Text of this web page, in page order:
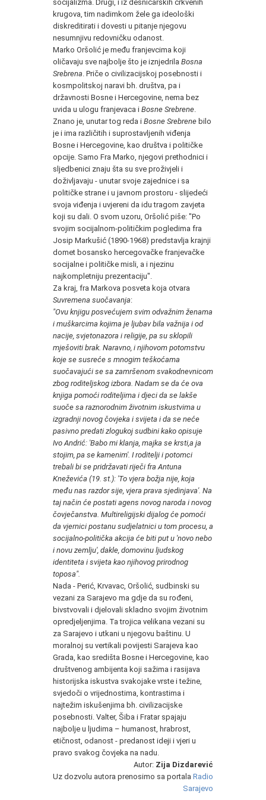
socijalizma. Drugi, i iz desničarskih crkvenih
krugova, tim nadimkom žele ga ideološki
diskreditirati i dovesti u pitanje njegovu
nesumnjivu redovničku odanost.
Marko Oršolić je među franjevcima koji
oličavaju sve najbolje što je iznjedrila Bosna
Srebrena . Priče o civilizacijskoj posebnosti i
kosmpolitskoj naravi bh. društva, pa i
državnosti Bosne i Hercegovine, nema bez
uvida u ulogu franjevaca i Bosne Srebrene
Znano je, unutar tog reda i Bosne Srebrene bilo
je i ima različitih i suprostavljenih viđenja
Bosne i Hercegovine, kao društva i političke
opcije. Samo Fra Marko, njegovi prethodnici i
sljedbenici znaju šta su sve proživjeli i
doživljavaju - unutar svoje zajednice i sa
političke strane i u javnom prostoru - slijedeći
svoja viđenja i uvjereni da idu tragom zavjeta
koji su dali. O svom uzoru, Oršolić piše: "Po
svojim socijalnom-političkim pogledima fra
Josip Markušić (1890-1968) predstavlja krajnji
domet bosansko hercegovačke franjevačke
socijalne i političke misli, a i njezinu
najkompletniju prezentaciju".
Za kraj, fra Markova posveta koja otvara
Suvremena suočavanja:
"Ovu knjigu posvećujem svim odvažnim ženama
i muškarcima kojima je ljubav bila važnija i od
nacije, svjetonazora i religije, pa su sklopili
mješoviti brak. Naravno, i njihovom potomstvu
koje se susreće s mnogim teškoćama
suočavajući se sa zamršenom svakodnevnicom
zbog roditeljskog izbora. Nadam se da će ova
knjiga pomoći roditeljima i djeci da se lakše
suoče sa raznorodnim životnim iskustvima u
izgradnji novog čovjeka i svijeta i da se neće
pasivno predati zlogukoj sudbini kako opisuje
Ivo Andrić: 'Babo mi klanja, majka se krsti,a ja
stojim, pa se kamenim'. I roditelji i potomci
trebali bi se pridržavati riječi fra Antuna
Kneževića (19. st.): 'To vjera božja nije, koja
među nas razdor sije, vjera prava sjedinjava'. Na
taj način će postati agens novog naroda i novog
čovječanstva. Multireligijski dijalog će pomoći
da vjernici postanu sudjelatnici u tom procesu, a
socijalno-politička akcija će biti put u 'novo nebo
i novu zemlju', dakle, domovinu ljudskog
identiteta i svijeta kao njihovog prirodnog
toposa".
Nada - Perić, Krvavac, Oršolić, sudbinski su
vezani za Sarajevo ma gdje da su rođeni,
bivstvovali i djelovali skladno svojim životnim
opredjeljenjima. Ta trojica velikana vezani su
za Sarajevo i utkani u njegovu baštinu. U
moralnoj su vertikali povijesti Sarajeva kao
Grada, kao središta Bosne i Hercegovine, kao
društvenog ambijenta koji sažima i rasijava
historijska iskustva svakojake vrste i težine,
svjedoči o vrijednostima, kontrastima i
najtežim iskušenjima bh. civilizacijske
posebnosti. Valter, Šiba i Fratar spajaju
najbolje u ljudima – humanost, hrabrost,
etičnost, odanost - predanost ideji i vjeri u
pravo svakog čovjeka na nadu.
Autor: Zija Dizdarević
Uz dozvolu autora prenosimo sa portala Radio
Sarajevo